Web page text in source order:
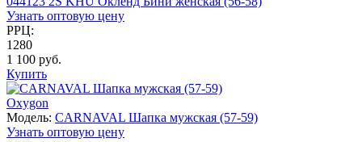
Узнать оптовую цену
РРЦ:
1280
1 100 руб.
Купить
Oxygon
Модель: CARNAVAL Шапка мужская (57-59)
Узнать оптовую цену